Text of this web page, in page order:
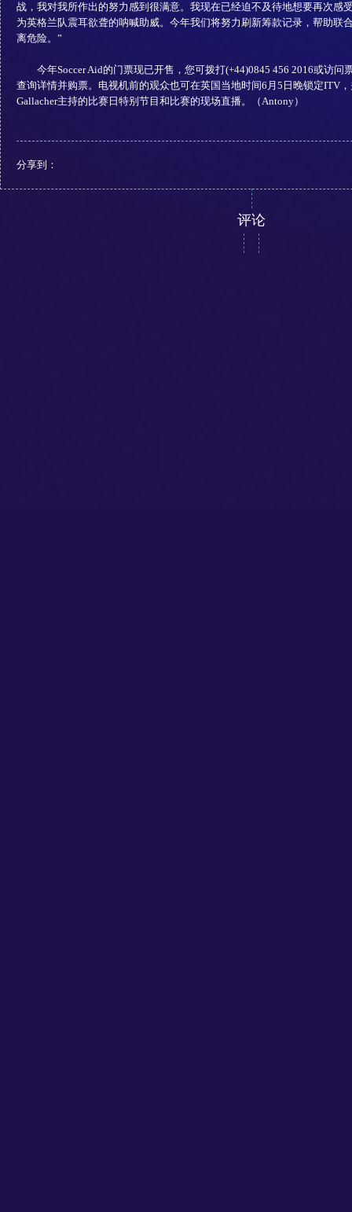
战，我对我所作出的努力感到很满意。我现在已经迫不及待地想要再次感
为英格兰队震耳欲聋的呐喊助威。今年我们将努力刷新筹款记录，帮助联
离危险。”
今年Soccer Aid的门票现已开售，您可拨打(+44)0845 456 2016或访问
查询详情并购票。电视机前的观众也可在英国当地时间6月5日晚锁定ITV
Gallacher主持的比赛日特别节目和比赛的现场直播。（Antony）
分享到：
评论